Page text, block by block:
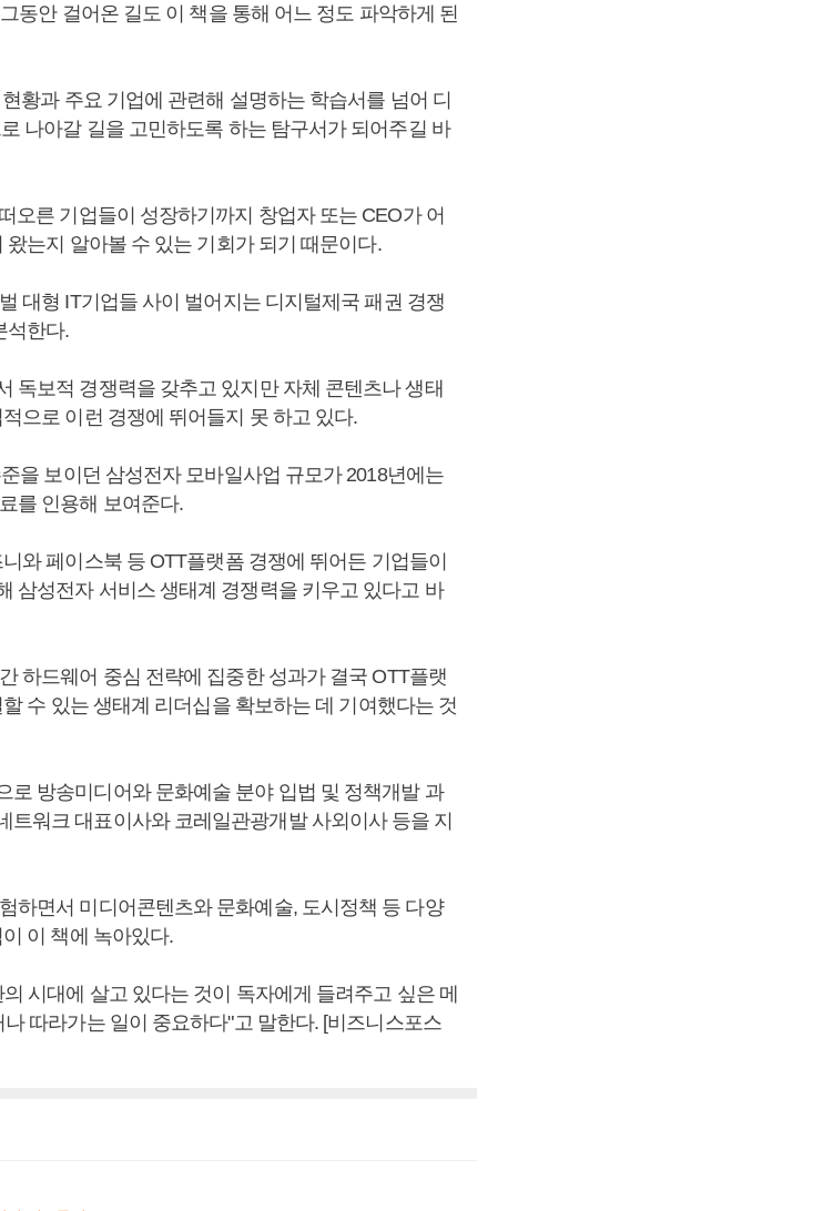
동안 걸어온 길도 이 책을 통해 어느 정도 파악하게 된
황과 주요 기업에 관련해 설명하는 학습서를 넘어 디
나아갈 길을 고민하도록 하는 탐구서가 되어주길 바
오른 기업들이 성장하기까지 창업자 또는 CEO가 어
는지 알아볼 수 있는 기회가 되기 때문이다.
대형 IT기업들 사이 벌어지는 디지털제국 패권 경쟁
석한다.
독보적 경쟁력을 갖추고 있지만 자체 콘텐츠나 생태
으로 이런 경쟁에 뛰어들지 못 하고 있다.
을 보이던 삼성전자 모바일사업 규모가 2018년에는
를 인용해 보여준다.
와 페이스북 등 OTT플랫폼 경쟁에 뛰어든 기업들이
삼성전자 서비스 생태계 경쟁력을 키우고 있다고 바
하드웨어 중심 전략에 집중한 성과가 결국 OTT플랫
수 있는 생태계 리더십을 확보하는 데 기여했다는 것
로 방송미디어와 문화예술 분야 입법 및 정책개발 과
트워크 대표이사와 코레일관광개발 사외이사 등을 지
하면서 미디어콘텐츠와 문화예술, 도시정책 등 다양
이 책에 녹아있다.
시대에 살고 있다는 것이 독자에게 들려주고 싶은 메
따라가는 일이 중요하다"고 말한다. [비즈니스포스